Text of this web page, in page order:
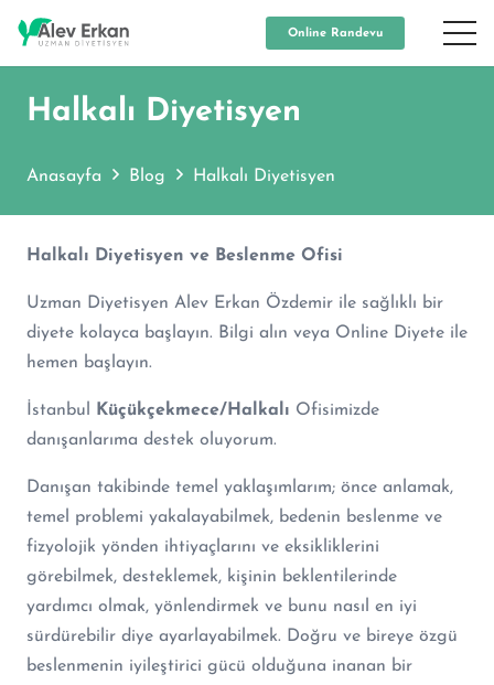
Online Randevu
Halkalı Diyetisyen
Anasayfa Blog Halkalı Diyetisyen
Halkalı Diyetisyen ve Beslenme Ofisi
Uzman Diyetisyen Alev Erkan Özdemir ile sağlıklı bir
diyete kolayca başlayın. Bilgi alın veya Online Diyete ile
hemen başlayın.
İstanbul Küçükçekmece/Halkalı Ofisimizde
danışanlarıma destek oluyorum.
Danışan takibinde temel yaklaşımlarım; önce anlamak,
temel problemi yakalayabilmek, bedenin beslenme ve
fizyolojik yönden ihtiyaçlarını ve eksikliklerini
görebilmek, desteklemek, kişinin beklentilerinde
yardımcı olmak, yönlendirmek ve bunu nasıl en iyi
sürdürebilir diye ayarlayabilmek. Doğru ve bireye özgü
beslenmenin iyileştirici gücü olduğuna inanan bir